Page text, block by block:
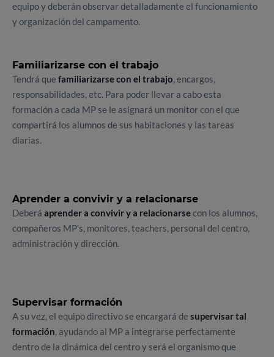
equipo y deberán observar detalladamente el funcionamiento
y organización del campamento.
Familiarizarse con el trabajo
Tendrá que familiarizarse con el trabajo, encargos,
responsabilidades, etc. Para poder llevar a cabo esta
formación a cada MP se le asignará un monitor con el que
compartirá los alumnos de sus habitaciones y las tareas
diarias.
Aprender a convivir y a relacionarse
Deberá aprender a convivir y a relacionarsecon los alumnos,
compañeros MP's, monitores, teachers, personal del centro,
administración y dirección.
Supervisar formación
A su vez, el equipo directivo se encargará de supervisar tal
formación, ayudando al MP a integrarse perfectamente
dentro de la dinámica del centro y será el organismo que